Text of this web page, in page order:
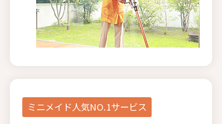
ミニメイド人気NO.1サービス